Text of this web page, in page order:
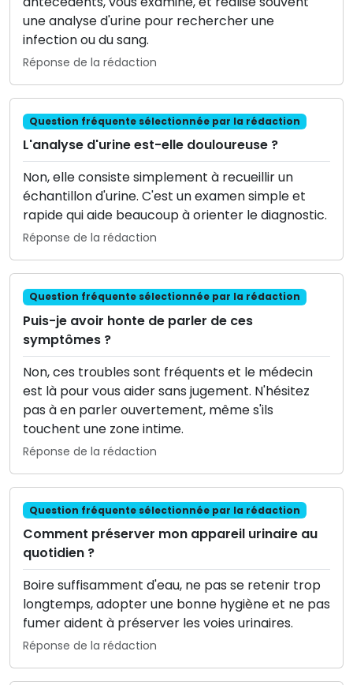
une analyse d'urine pour rechercher une
infection ou du sang.
Réponse de la rédaction
Question fréquente sélectionnée par la rédaction
L'analyse d'urine est-elle douloureuse ?
Non, elle consiste simplement à recueillir un
échantillon d'urine. C'est un examen simple et
rapide qui aide beaucoup à orienter le diagnostic.
Réponse de la rédaction
Question fréquente sélectionnée par la rédaction
Puis-je avoir honte de parler de ces
symptômes ?
Non, ces troubles sont fréquents et le médecin
est là pour vous aider sans jugement. N'hésitez
pas à en parler ouvertement, même s'ils
touchent une zone intime.
Réponse de la rédaction
Question fréquente sélectionnée par la rédaction
Comment préserver mon appareil urinaire au
quotidien ?
Boire suffisamment d'eau, ne pas se retenir trop
longtemps, adopter une bonne hygiène et ne pas
fumer aident à préserver les voies urinaires.
Réponse de la rédaction